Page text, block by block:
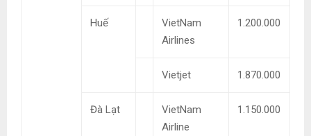
Huế
VietNam
Airlines
1.200.000
Vietjet 1.870.000
Đà Lạt
VietNam
Airline
1.150.000